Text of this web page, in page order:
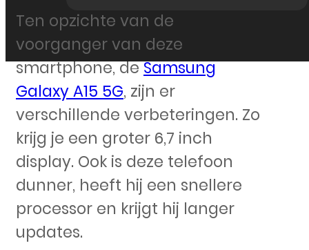
Ten opzichte van de
voorganger van deze
smartphone, deSamsung
Galaxy A15 5G, zijn er
verschillende verbeteringen. Zo
krijg je een groter 6,7 inch
display. Ook is deze telefoon
dunner, heeft hij een snellere
processor en krijgt hij langer
updates.